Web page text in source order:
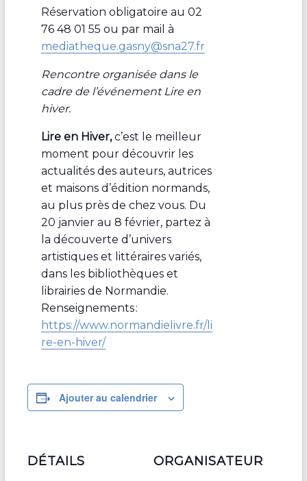
Réservation obligatoire au 02
76 48 01 55 ou par mail à
mediatheque.gasny@sna27.fr
Rencontre organisée dans le
cadre de l’événement Lire en
hiver.
Lire en Hiver,c’est le meilleur
moment pour découvrir les
actualités des auteurs, autrices
et maisons d’édition normands,
au plus près de chez vous. Du
20 janvier au 8 février, partez à
la découverte d’univers
artistiques et littéraires variés,
dans les bibliothèques et
librairies de Normandie.
Renseignements :
https://www.normandielivre.fr/li
re-en-hiver/
Ajouter au calendrier
DÉTAILS ORGANISATEUR